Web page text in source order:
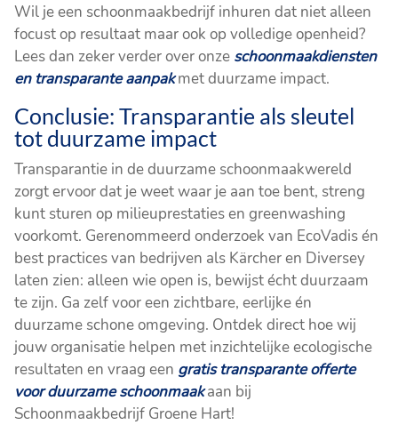
Wil je een schoonmaakbedrijf inhuren dat niet alleen
focust op resultaat maar ook op volledige openheid?
Lees dan zeker verder over onze schoonmaakdiensten
en transparante aanpakmet duurzame impact.
Conclusie: Transparantie als sleutel
tot duurzame impact
Transparantie in de duurzame schoonmaakwereld
zorgt ervoor dat je weet waar je aan toe bent, streng
kunt sturen op milieuprestaties en greenwashing
voorkomt. Gerenommeerd onderzoek van EcoVadis én
best practices van bedrijven als Kärcher en Diversey
laten zien: alleen wie open is, bewijst écht duurzaam
te zijn. Ga zelf voor een zichtbare, eerlijke én
duurzame schone omgeving. Ontdek direct hoe wij
jouw organisatie helpen met inzichtelijke ecologische
resultaten en vraag een gratis transparante offerte
voor duurzame schoonmaakaan bij
Schoonmaakbedrijf Groene Hart!